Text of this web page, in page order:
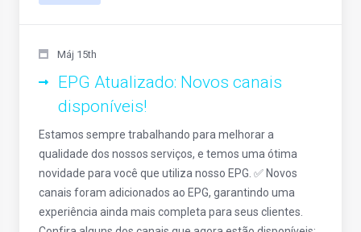
Máj 15th
EPG Atualizado: Novos canais
disponíveis!
Estamos sempre trabalhando para melhorar a
qualidade dos nossos serviços, e temos uma ótima
novidade para você que utiliza nosso EPG. ✅ Novos
canais foram adicionados ao EPG, garantindo uma
experiência ainda mais completa para seus clientes.